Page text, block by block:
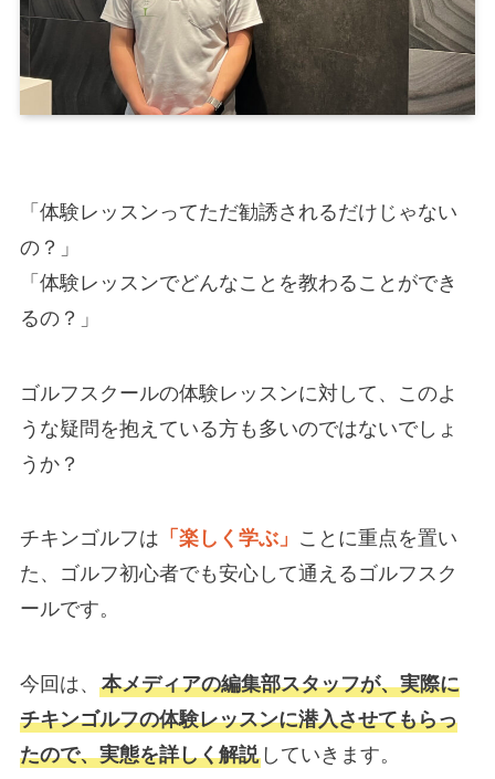
「体験レッスンってただ勧誘されるだけじゃない
の？」
「体験レッスンでどんなことを教わることができ
るの？」
ゴルフスクールの体験レッスンに対して、このよ
うな疑問を抱えている方も多いのではないでしょ
うか？
チキンゴルフは 「楽しく学ぶ」 ことに重点を置い
た、ゴルフ初心者でも安心して通えるゴルフスク
ールです。
今回は、 本メディアの編集部スタッフが、実際に
チキンゴルフの体験レッスンに潜入させてもらっ
たので、実態を詳しく解説していきます。